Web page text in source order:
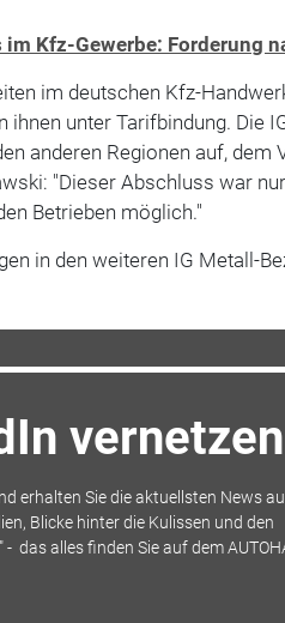
im Kfz-Gewerbe: Forderung
im deutschen Kfz-
ihnen unter Tarifbindung. Die
anderen Regionen auf, dem
"Dieser Abschluss war
Betrieben möglich."
in den weiteren IG Metall-
vernetzen
erhalten Sie die aktuellsten News
Blicke hinter die Kulissen und den
das alles finden Sie auf dem